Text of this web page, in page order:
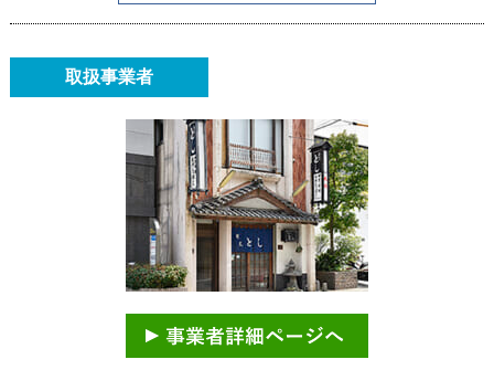
取扱事業者